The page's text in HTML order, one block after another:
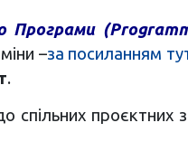
Програми
–за посиланням
.
проєктних